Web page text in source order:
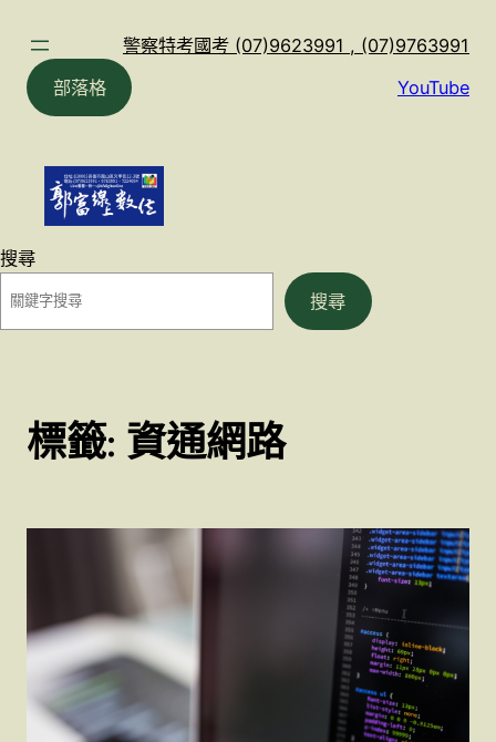
警察特考國考 (07)9623991 , (07)9763991
部落格
YouTube
搜尋
搜尋
標籤: 資通網路